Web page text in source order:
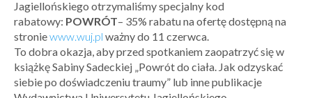
Jagiellońskiego otrzymaliśmy specjalny kod
rabatowy: POWRÓT– 35% rabatu na ofertę dostępną na
stroniewww.wuj.pl ważny do 11 czerwca.
To dobra okazja, aby przed spotkaniem zaopatrzyć się w
książkę Sabiny Sadeckiej „Powrót do ciała. Jak odzyskać
siebie po doświadczeniu traumy” lub inne publikacje